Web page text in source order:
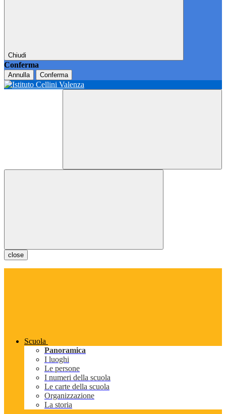
Chiudi
Conferma
Annulla Conferma
close
Scuola
Panoramica
I luoghi
Le persone
I numeri della scuola
Le carte della scuola
Organizzazione
La storia